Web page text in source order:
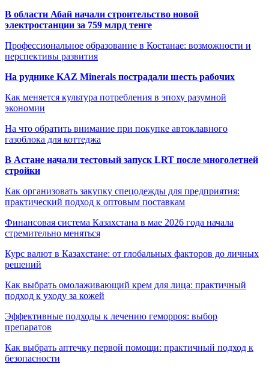
В области Абай начали строительство новой
электростанции за 759 млрд тенге
Профессиональное образование в Костанае: возможности и
перспективы развития
На руднике KAZ Minerals пострадали шесть рабочих
Как меняется культура потребления в эпоху разумной
экономии
На что обратить внимание при покупке автоклавного
газоблока для коттеджа
В Астане начали тестовый запуск LRT после многолетней
стройки
Как организовать закупку спецодежды для предприятия:
практический подход к оптовым поставкам
Финансовая система Казахстана в мае 2026 года начала
стремительно меняться
Курс валют в Казахстане: от глобальных факторов до личных
решений
Как выбрать омолаживающий крем для лица: практичный
подход к уходу за кожей
Эффективные подходы к лечению геморроя: выбор
препаратов
Как выбрать аптечку первой помощи: практичный подход к
безопасности